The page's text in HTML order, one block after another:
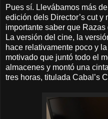
Pues sí. Llevábamos más
edición dels Director’s cut y
importante saber que
La versión del cine, la
hace relativamente poco y
motivado que juntó todo el
almacenes y montó una
tres horas, titulada Cabal’s